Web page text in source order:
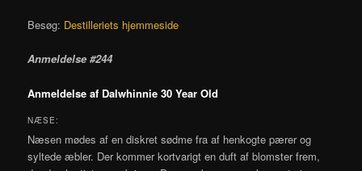
Besøg: Destilleriets hjemmeside
Anmeldelse #244
Anmeldelse af Dalwhinnie 30 Year Old
NÆSE:
Næsen mødes af en diskret sødme fra af henkogte pærer og
syltede æbler. Der kommer kortvarigt en duft af blomster frem,